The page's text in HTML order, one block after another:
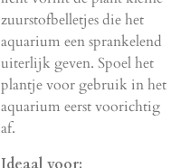
zuurstofbelletjes die het
aquarium een sprankelend
uiterlijk geven. Spoel het
plantje voor gebruik in het
aquarium eerst voorichtig
af.